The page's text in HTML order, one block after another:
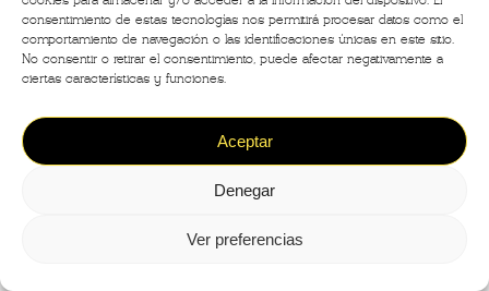
consentimiento de estas tecnologías nos permitirá procesar datos como el
comportamiento de navegación o las identificaciones únicas en este sitio.
No consentir o retirar el consentimiento, puede afectar negativamente a
ciertas características y funciones.
Aceptar
Denegar
Ver preferencias
WWW.YOUARELEO.COM
Muestra Leonardo 3
Este museo se encuentra en el
ingreso de la Galería Vittorio Emanuele
sobre Plaza de la Scala. Una muestra
ideal para ir con niños, donde pueden